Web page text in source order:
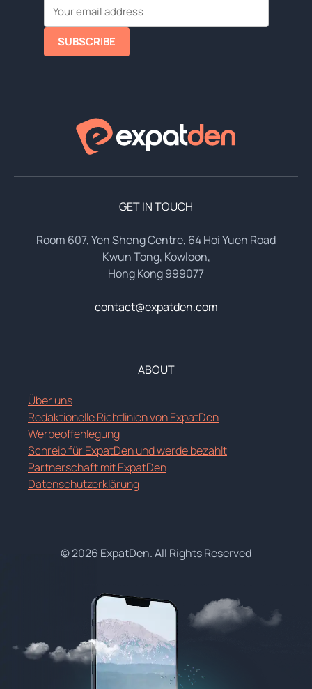
SUBSCRIBE
GET IN TOUCH
Room 607, Yen Sheng Centre, 64 Hoi Yuen Road
Kwun Tong, Kowloon,
Hong Kong 999077
contact@expatden.com
ABOUT
Über uns
Redaktionelle Richtlinien von ExpatDen
Werbeoffenlegung
Schreib für ExpatDen und werde bezahlt
Partnerschaft mit ExpatDen
Datenschutzerklärung
© 2026 ExpatDen. All Rights Reserved